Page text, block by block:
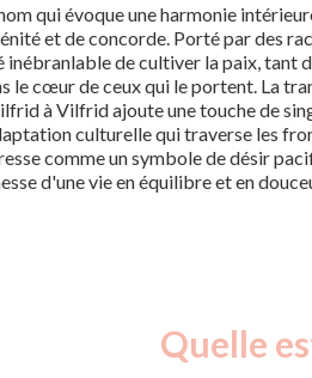
qui évoque une harmonie
et de concorde. Porté par des
inébranlable de cultiver la paix, tant
le cœur de ceux qui le portent. La
à Vilfrid ajoute une touche de
culturelle qui traverse les
comme un symbole de désir
d'une vie en équilibre et en
Quelle